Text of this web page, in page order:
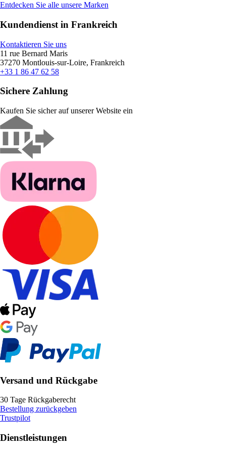
Entdecken Sie alle unsere Marken
Kundendienst in Frankreich
Kontaktieren Sie uns
11 rue Bernard Maris
37270 Montlouis-sur-Loire, Frankreich
+33 1 86 47 62 58
Sichere Zahlung
Kaufen Sie sicher auf unserer Website ein
Versand und Rückgabe
30 Tage Rückgaberecht
Bestellung zurückgeben
Trustpilot
Dienstleistungen